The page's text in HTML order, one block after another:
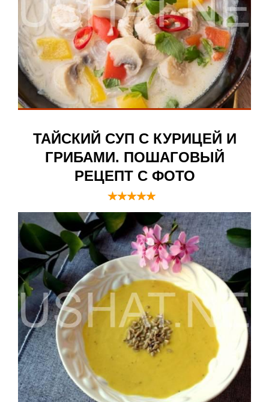
ТАЙСКИЙ СУП С КУРИЦЕЙ И
ГРИБАМИ. ПОШАГОВЫЙ
РЕЦЕПТ С ФОТО